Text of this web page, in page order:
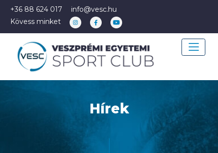
+36 88 624 017
info@vesc.hu
Kövess minket
Hírek